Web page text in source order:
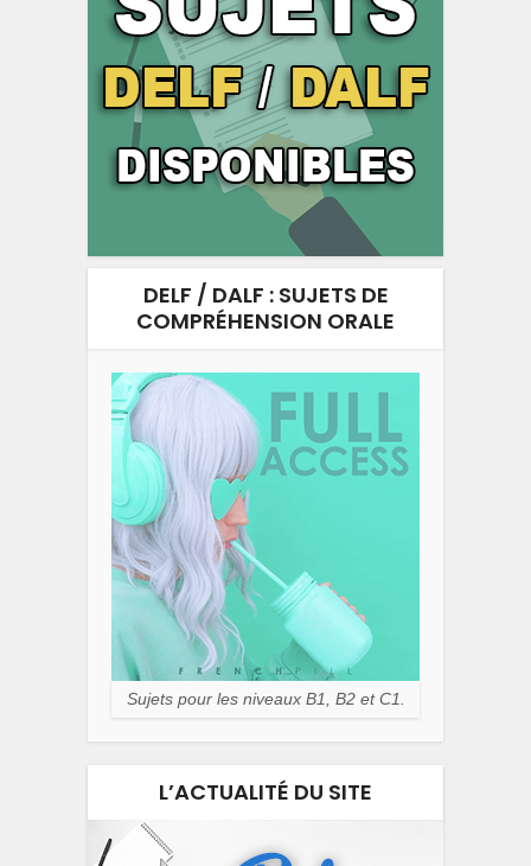
DELF / DALF : SUJETS DE
COMPRÉHENSION ORALE
Sujets pour les niveaux B1, B2 et C1.
L’ACTUALITÉ DU SITE